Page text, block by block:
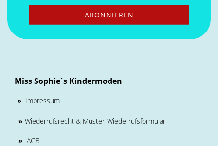
Miss Sophie´s Kindermoden
» Impressum
» Wiederrufsrecht & Muster-Wiederrufsformular
» AGB